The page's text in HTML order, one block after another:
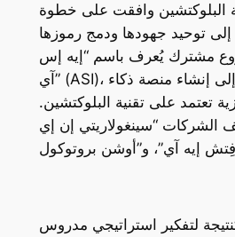
البلوكتشين وافقت على خطوة
إلى توحيد جهودها ودمج رموزها
مشترك يُعرف باسم “إيه إس
آي” (ASI)، وهو تحالف يسعى إلى إنشاء منصة ذكاء
تعتمد على تقنية البلوكتشين.
الشركات “سينغولاريتي إن إي
لتفكير استراتيجي مدروس